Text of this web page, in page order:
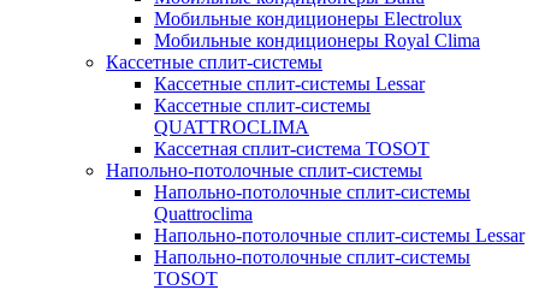
Мобильные кондиционеры Electrolux
Мобильные кондиционеры Royal Clima
Кассетные сплит-системы
Кассетные сплит-системы Lessar
Кассетные сплит-системы
QUATTROCLIMA
Кассетная сплит-система TOSOT
Напольно-потолочные сплит-системы
Напольно-потолочные сплит-системы
Quattroclima
Напольно-потолочные сплит-системы Lessar
Напольно-потолочные сплит-системы
TOSOT